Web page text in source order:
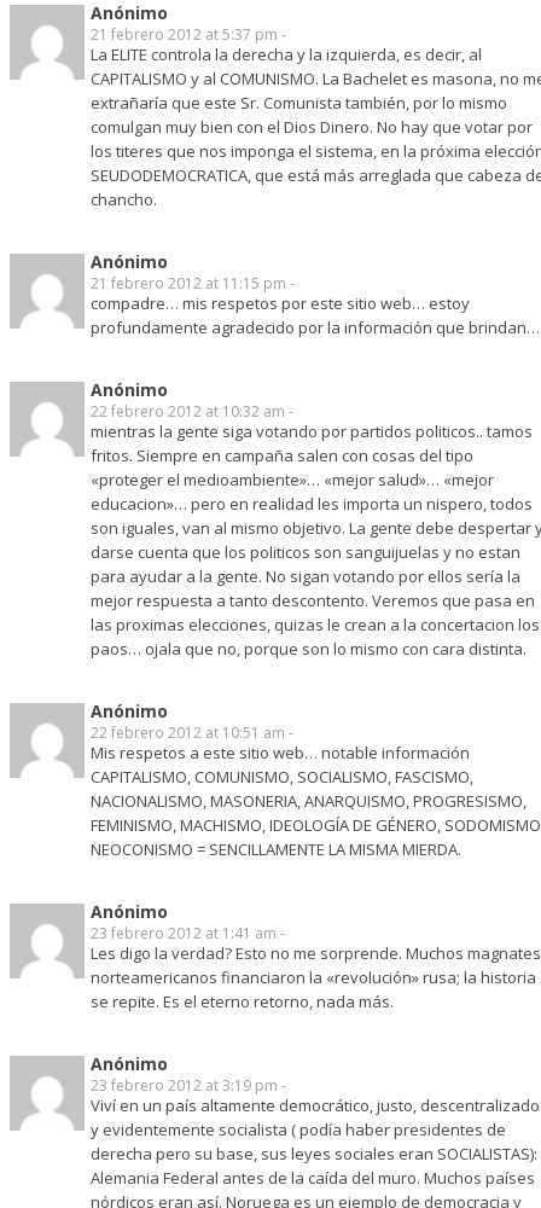
Anónimo
21 febrero 2012 at 5:37 pm -
La ELITE controla la derecha y la izquierda, es decir, al
CAPITALISMO y al COMUNISMO. La Bachelet es masona, no
extrañaría que este Sr. Comunista también, por lo mismo
comulgan muy bien con el Dios Dinero. No hay que votar por
los titeres que nos imponga el sistema, en la próxima
SEUDODEMOCRATICA, que está más arreglada que cabeza
chancho.
Anónimo
21 febrero 2012 at 11:15 pm -
compadre… mis respetos por este sitio web… estoy
profundamente agradecido por la información que brindan…
Anónimo
22 febrero 2012 at 10:32 am -
mientras la gente siga votando por partidos politicos.. tamos
fritos. Siempre en campaña salen con cosas del tipo
«proteger el medioambiente»… «mejor salud»… «mejor
educacion»… pero en realidad les importa un nispero, todos
son iguales, van al mismo objetivo. La gente debe despertar
darse cuenta que los politicos son sanguijuelas y no estan
para ayudar a la gente. No sigan votando por ellos sería la
mejor respuesta a tanto descontento. Veremos que pasa en
las proximas elecciones, quizas le crean a la concertacion los
paos… ojala que no, porque son lo mismo con cara distinta.
Anónimo
22 febrero 2012 at 10:51 am -
Mis respetos a este sitio web… notable información
CAPITALISMO, COMUNISMO, SOCIALISMO, FASCISMO,
NACIONALISMO, MASONERIA, ANARQUISMO, PROGRESISMO,
FEMINISMO, MACHISMO, IDEOLOGÍA DE GÉNERO,
NEOCONISMO = SENCILLAMENTE LA MISMA MIERDA.
Anónimo
23 febrero 2012 at 1:41 am -
Les digo la verdad? Esto no me sorprende. Muchos magnates
norteamericanos financiaron la «revolución» rusa; la historia
se repite. Es el eterno retorno, nada más.
Anónimo
23 febrero 2012 at 3:19 pm -
Viví en un país altamente democrático, justo, descentralizado
y evidentemente socialista ( podía haber presidentes de
derecha pero su base, sus leyes sociales eran SOCIALISTAS):
Alemania Federal antes de la caída del muro. Muchos países
nórdicos eran así. Noruega es un ejemplo de democracia y